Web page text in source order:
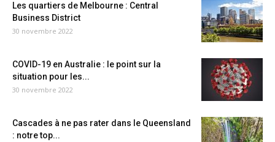
Les quartiers de Melbourne : Central
Business District
30 novembre 2022
COVID-19 en Australie : le point sur la
situation pour les...
30 novembre 2022
Cascades à ne pas rater dans le Queensland
: notre top...